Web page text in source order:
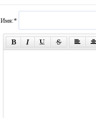
Имя:*